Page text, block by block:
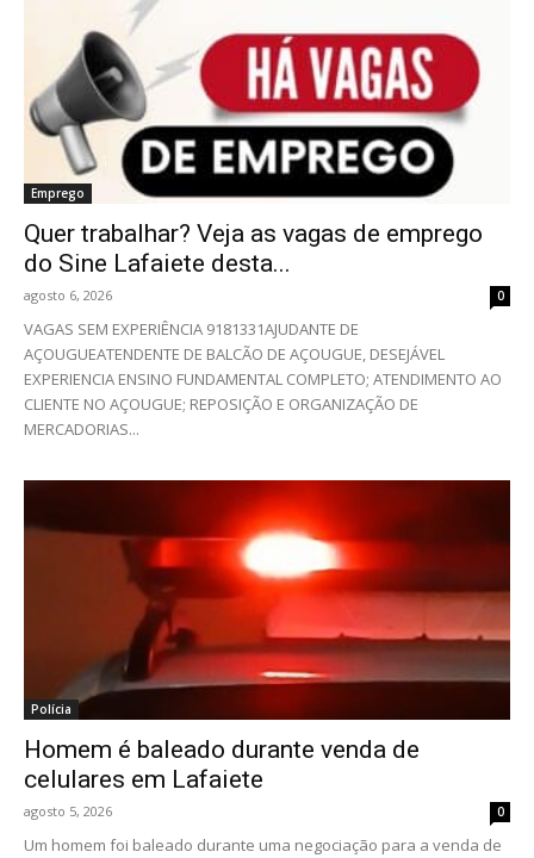
Emprego
Quer trabalhar? Veja as vagas de emprego
do Sine Lafaiete desta...
agosto 6, 2026 0
VAGAS SEM EXPERIÊNCIA 9181331AJUDANTE DE
AÇOUGUEATENDENTE DE BALCÃO DE AÇOUGUE, DESEJÁVEL
EXPERIENCIA ENSINO FUNDAMENTAL COMPLETO; ATENDIMENTO AO
CLIENTE NO AÇOUGUE; REPOSIÇÃO E ORGANIZAÇÃO DE
MERCADORIAS...
Polícia
Homem é baleado durante venda de
celulares em Lafaiete
agosto 5, 2026 0
Um homem foi baleado durante uma negociação para a venda de